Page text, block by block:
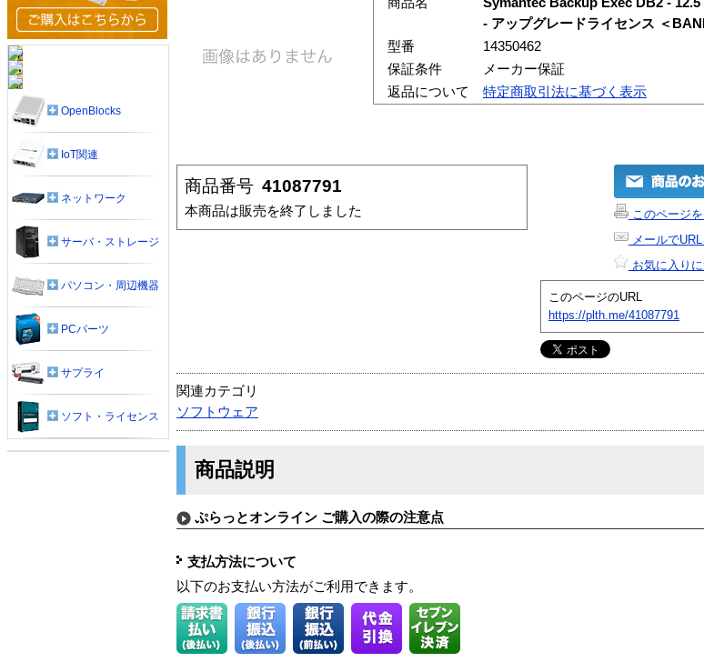
- アップグレードライセンス ＜
型番
14350462
保証条件
メーカー保証
返品について
特定商取引法に基づく表示
商品番号 41087791
本商品は販売を終了しました
このページ
メールでURL
お気に入り
このページのURL
https://plth.me/41087791
関連カテゴリ
ソフトウェア
商品説明
ぷらっとオンライン ご購入の際の注意点
支払方法について
以下のお支払い方法がご利用できます。
OpenBlocks
IoT関連
ネットワーク
サーバ・ストレージ
パソコン・周辺機器
PCパーツ
サプライ
ソフト・ライセンス